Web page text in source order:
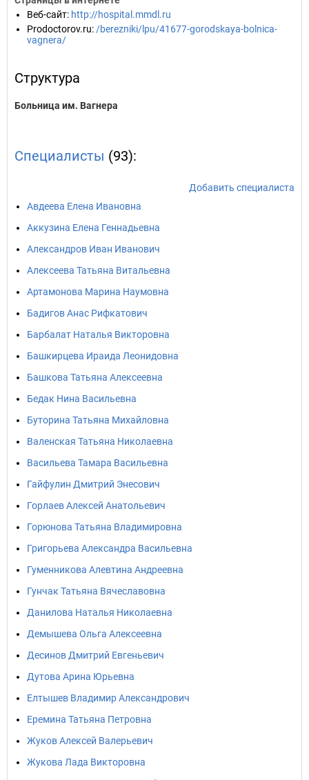
Веб-сайт: http://hospital.mmdl.ru
Prodoctorov.ru: /berezniki/lpu/41677-gorodskaya-bolnica-
vagnera/
Структура
Больница им. Вагнера
Специалисты (93):
Добавить специалиста
Авдеева Елена Ивановна
Аккузина Елена Геннадьевна
Александров Иван Иванович
Алексеева Татьяна Витальевна
Артамонова Марина Наумовна
Бадигов Анас Рифкатович
Барбалат Наталья Викторовна
Башкирцева Ираида Леонидовна
Башкова Татьяна Алексеевна
Бедак Нина Васильевна
Буторина Татьяна Михайловна
Валенская Татьяна Николаевна
Васильева Тамара Васильевна
Гайфулин Дмитрий Энесович
Горлаев Алексей Анатольевич
Горюнова Татьяна Владимировна
Григорьева Александра Васильевна
Гуменникова Алевтина Андреевна
Гунчак Татьяна Вячеславовна
Данилова Наталья Николаевна
Демышева Ольга Алексеевна
Десинов Дмитрий Евгеньевич
Дутова Арина Юрьевна
Елтышев Владимир Александрович
Еремина Татьяна Петровна
Жуков Алексей Валерьевич
Жукова Лада Викторовна